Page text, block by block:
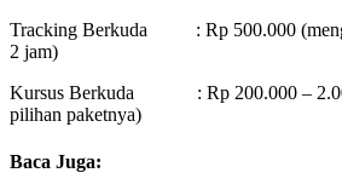
Tracking Berkuda : Rp 500.000
2 jam)
Kursus Berkuda : Rp 200.000 –
pilihan paketnya)
Baca Juga: